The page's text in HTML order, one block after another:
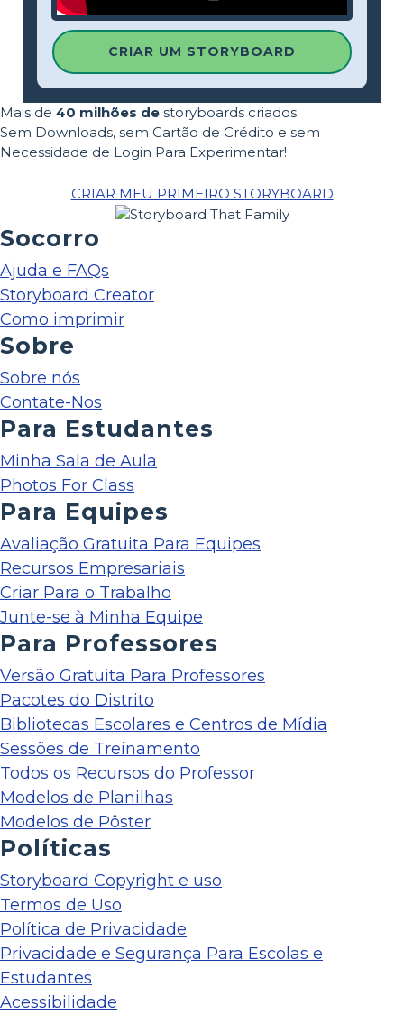
CRIAR UM STORYBOARD
Mais de 40 milhões de storyboards criados.
Sem Downloads, sem Cartão de Crédito e sem
Necessidade de Login Para Experimentar!
CRIAR MEU PRIMEIRO STORYBOARD
Socorro
Ajuda e FAQs
Storyboard Creator
Como imprimir
Sobre
Sobre nós
Contate-Nos
Para Estudantes
Minha Sala de Aula
Photos For Class
Para Equipes
Avaliação Gratuita Para Equipes
Recursos Empresariais
Criar Para o Trabalho
Junte-se à Minha Equipe
Para Professores
Versão Gratuita Para Professores
Pacotes do Distrito
Bibliotecas Escolares e Centros de Mídia
Sessões de Treinamento
Todos os Recursos do Professor
Modelos de Planilhas
Modelos de Pôster
Políticas
Storyboard Copyright e uso
Termos de Uso
Política de Privacidade
Privacidade e Segurança Para Escolas e
Estudantes
Acessibilidade